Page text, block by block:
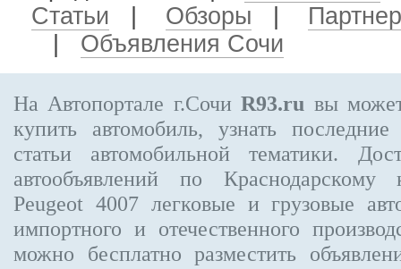
Статьи
Обзоры
Объявления Сочи
На Автопортале г.СочиR93.ru вы
купить автомобиль, узнать
статьи автомобильной тематики.
автообъявлений по
Peugeot 4007легковые и грузовые
импортного и отечественного
можно бесплатно разместить